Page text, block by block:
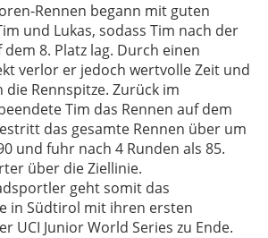
Rennen begann mit guten
und Lukas, sodass Tim nach der
8. Platz lag. Durch einen
verlor er jedoch wertvolle Zeit und
die Rennspitze. Zurück im
Tim das Rennen auf dem
das gesamte Rennen über um
und fuhr nach 4 Runden als 85.
über die Ziellinie.
geht somit das
in Südtirol mit ihren ersten
UCI Junior World Series zu Ende.